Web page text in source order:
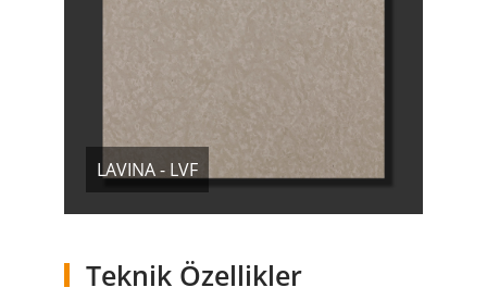
LAVINA - LVF
Teknik Özellikler